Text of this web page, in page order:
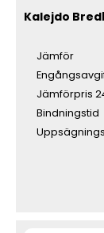
Kalejdo
Jämför
Jämförpris
Bindningstid